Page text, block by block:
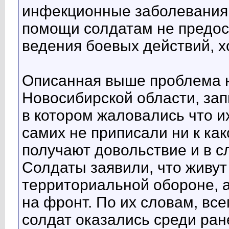
инфекционные
помощи солдатам не
ведения боевых действий,
Описанная выше проблема
Новосибирской области,
в котором жаловались что
самих не приписали ни к
получают довольствие и в
Солдаты заявили, что
территориальной обороне,
на фронт. По их словам,
солдат оказались среди